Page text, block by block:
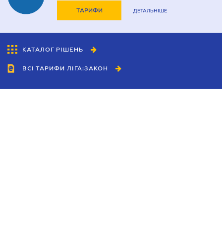
ТАРИФИ ДЕТАЛЬНІШЕ
КАТАЛОГ РІШЕНЬ
ВСІ ТАРИФИ ЛІГА:ЗАКОН